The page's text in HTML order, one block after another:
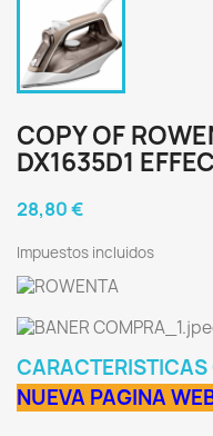
COPY OF
DX1635D1
28,80 €
Impuestos incluidos
CARACTERISTICAS
NUEVA PAGINA